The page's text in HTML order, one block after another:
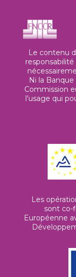
Le contenu
Ni la
Commission
l’usage qui
Les
sont co-
Européenne